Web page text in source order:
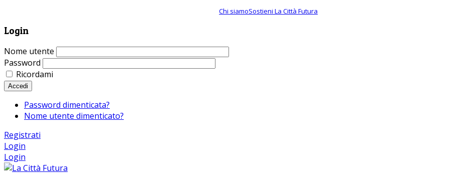
Chi siamoSostieni La Città Futura
Login
Nome utente
Password
Ricordami
Accedi
Password dimenticata?
Nome utente dimenticato?
Registrati
Login
Login